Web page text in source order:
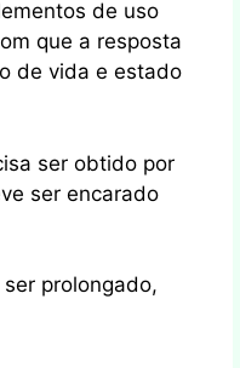
de uso
que a resposta
de vida e estado
ser obtido por
ser encarado
prolongado,